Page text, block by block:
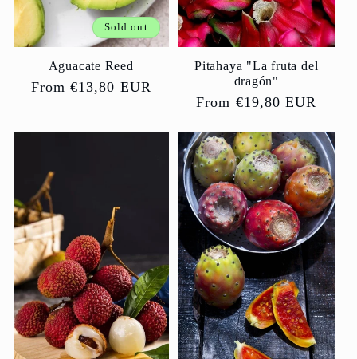
Sold out
Aguacate Reed
Regular
From €13,80 EUR
Pitahaya "La fruta del
dragón"
Regular
From €19,80 EUR